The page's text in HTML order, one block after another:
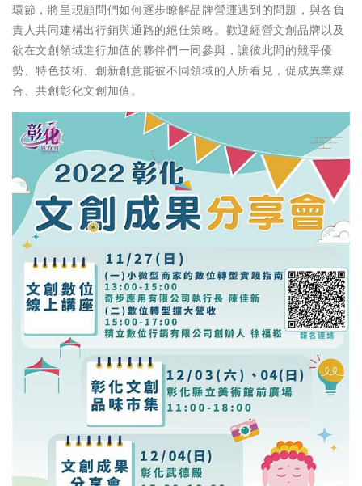
環節，將呈現顧問們如何逐步瞭解品牌營運遇到的問題，與各負
責人共同建構出行銷與通路的絕佳策略。歡迎經營文創品牌以及
欲在文創領域進行加值的夥伴們一同參與，讓彼此間的競爭優
勢、特色技術、創新創意能被不同領域的人所看見，促成異業媒
合、共創彰化文創加值。